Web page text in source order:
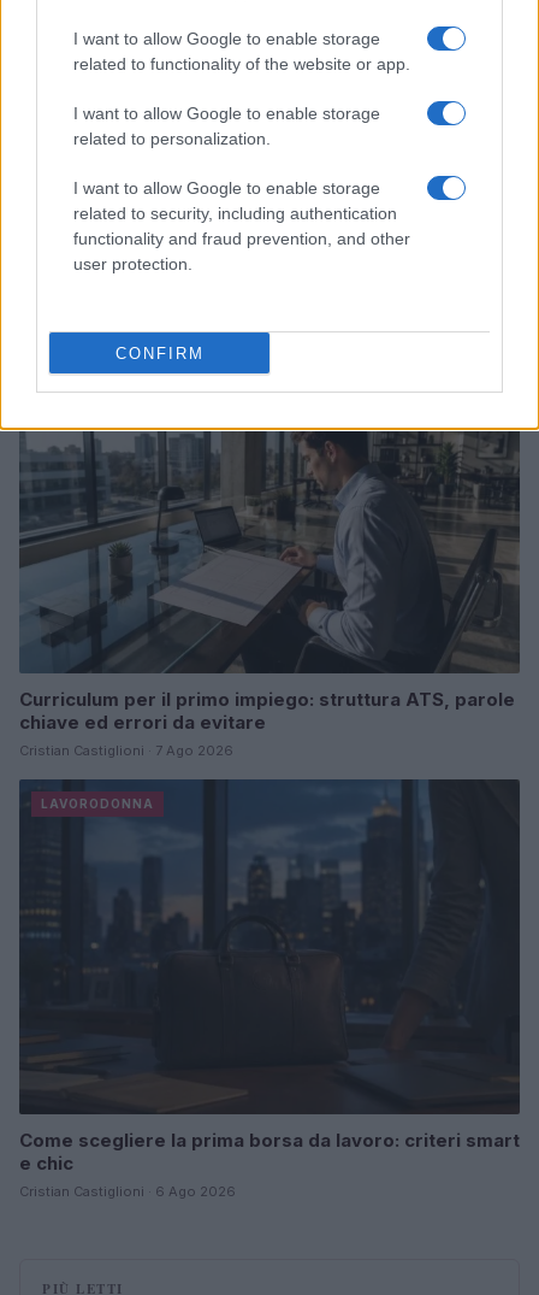
I want to allow Google to enable storage
related to functionality of the website or app.
I want to allow Google to enable storage
related to personalization.
I want to allow Google to enable storage
related to security, including authentication
functionality and fraud prevention, and other
user protection.
CONFIRM
Sicurezza sul lavoro: tutele per stagiste e profili
LAVORODONNA
Curriculum per il primo impiego: struttura ATS, parole
chiave ed errori da evitare
Cristian Castiglioni · 7 Ago 2026
LAVORODONNA
Come scegliere la prima borsa da lavoro: criteri smart
e chic
Cristian Castiglioni · 6 Ago 2026
PIÙ LETTI